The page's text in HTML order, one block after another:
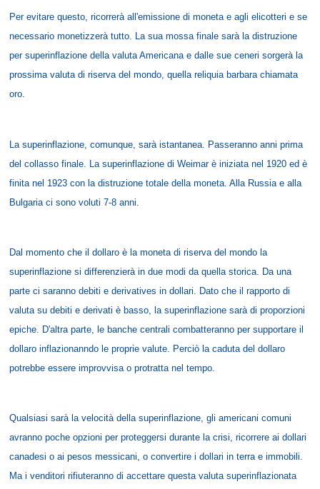
Per evitare questo, ricorrerà all'emissione di moneta e agli elicotteri e se
necessario monetizzerà tutto. La sua mossa finale sarà la distruzione
per superinflazione della valuta Americana e dalle sue ceneri sorgerà la
prossima valuta di riserva del mondo, quella reliquia barbara chiamata
oro.
La superinflazione, comunque, sarà istantanea. Passeranno anni prima
del collasso finale. La superinflazione di Weimar è iniziata nel 1920 ed è
finita nel 1923 con la distruzione totale della moneta. Alla Russia e alla
Bulgaria ci sono voluti 7-8 anni.
Dal momento che il dollaro è la moneta di riserva del mondo la
superinflazione si differenzierà in due modi da quella storica. Da una
parte ci saranno debiti e derivatives in dollari. Dato che il rapporto di
valuta su debiti e derivati è basso, la superinflazione sarà di proporzioni
epiche. D'altra parte, le banche centrali combatteranno per supportare il
dollaro inflazionanndo le proprie valute. Perciò la caduta del dollaro
potrebbe essere improvvisa o protratta nel tempo.
Qualsiasi sarà la velocità della superinflazione, gli americani comuni
avranno poche opzioni per proteggersi durante la crisi, ricorrere ai dollari
canadesi o ai pesos messicani, o convertire i dollari in terra e immobili.
Ma i venditori rifiuteranno di accettare questa valuta superinflazionata